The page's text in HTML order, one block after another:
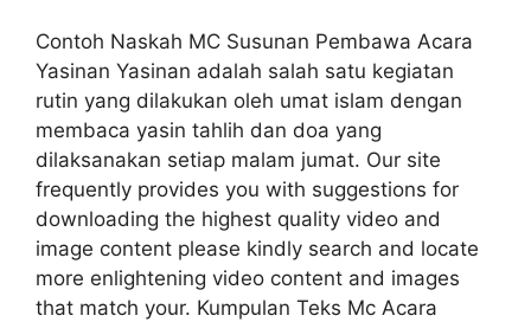
Contoh Naskah MC Susunan Pembawa Acara
Yasinan Yasinan adalah salah satu kegiatan
rutin yang dilakukan oleh umat islam dengan
membaca yasin tahlih dan doa yang
dilaksanakan setiap malam jumat. Our site
frequently provides you with suggestions for
downloading the highest quality video and
image content please kindly search and locate
more enlightening video content and images
that match your. Kumpulan Teks Mc Acara